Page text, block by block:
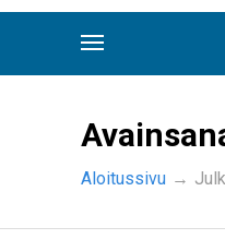
Aloitussivu →